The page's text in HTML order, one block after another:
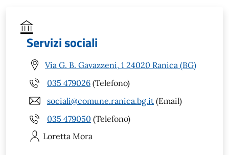
Servizi sociali
Via G. B. Gavazzeni, 1 24020 Ranica (BG)
035 479026 (Telefono)
sociali@comune.ranica.bg.it (Email)
035 479050 (Telefono)
Loretta Mora